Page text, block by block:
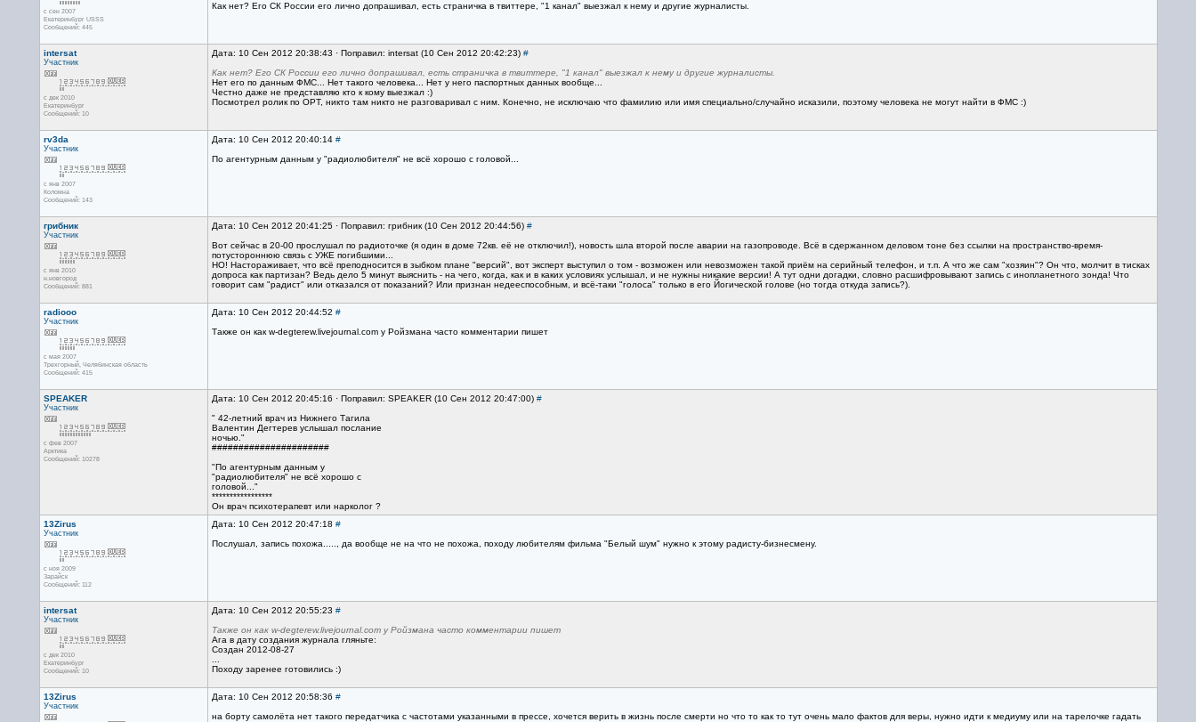
с сен 2007
Екатеринбург USSS
Сообщений: 445
Как нет? Его CК России его лично допрашивал, есть страничка в твиттере, "1 канал" выезжал к нему и другие журналисты.
intersat
Участник
с дек 2010
Екатеринбург
Сообщений: 10
Дата: 10 Сен 2012 20:38:43 · Поправил: intersat (10 Сен 2012 20:42:23) #
Как нет? Его CК России его лично допрашивал, есть страничка в твиттере, "1 канал" выезжал к нему и другие журналисты.
Нет его по данным ФМС... Нет такого человека... Нет у него паспортных данных вообще...
Честно даже не представляю кто к кому выезжал :)
Посмотрел ролик по ОРТ, никто там никто не разговаривал с ним. Конечно, не исключаю что фамилию или имя специально/случайно исказили, поэтому человека не могут найти в ФМС :)
rv3da
Участник
с янв 2007
Коломна
Сообщений: 143
Дата: 10 Сен 2012 20:40:14 #
По агентурным данным у "радиолюбителя" не всё хорошо с головой...
грибник
Участник
с янв 2010
н.новгород
Сообщений: 881
Дата: 10 Сен 2012 20:41:25 · Поправил: грибник (10 Сен 2012 20:44:56) #
Вот сейчас в 20-00 прослушал по радиоточке (я один в доме 72кв. её не отключил!), новость шла второй после аварии на газопроводе. Всё в сдержанном деловом тоне без ссылки на пространство-время-
потустороннюю связь с УЖЕ погибшими...
НО! Настораживает, что всё преподносится в зыбком плане "версий", вот эксперт выступил о том - возможен или невозможен такой приём на серийный телефон, и т.п. А что же сам "хозяин"? Он что, молчит в тисках
допроса как партизан? Ведь дело 5 минут выяснить - на чего, когда, как и в каких условиях услышал, и не нужны никакие версии! А тут одни догадки, словно расшифровывают запись с инопланетного зонда! Что
говорит сам "радист" или отказался от показаний? Или признан недееспособным, и всё-таки "голоса" только в его Йогической голове (но тогда откуда запись?).
radiooo
Участник
с мая 2007
Трехгорный, Челябинская область
Сообщений: 415
Дата: 10 Сен 2012 20:44:52 #
Также он как w-degterew.livejournal.com у Ройзмана часто комментарии пишет
SPEAKER
Участник
с фев 2007
Арктика
Сообщений: 10278
Дата: 10 Сен 2012 20:45:16 · Поправил: SPEAKER (10 Сен 2012 20:47:00) #
" 42-летний врач из Нижнего Тагила
Валентин Дегтерев услышал послание
ночью."
######################
"По агентурным данным у
"радиолюбителя" не всё хорошо с
головой..."
*****************
Он врач психотерапевт или нарколог ?
13Zirus
Участник
с ноя 2009
Зарайск
Сообщений: 112
Дата: 10 Сен 2012 20:47:18 #
Послушал, запись похожа....., да вообще не на что не похожа, походу любителям фильма "Белый шум" нужно к этому радисту-бизнесмену.
intersat
Участник
с дек 2010
Екатеринбург
Сообщений: 10
Дата: 10 Сен 2012 20:55:23 #
Также он как w-degterew.livejournal.com у Ройзмана часто комментарии пишет
Ага в дату создания журнала гляньте:
Создан 2012-08-27
Походу заренее готовились :)
13Zirus
Участник
Дата: 10 Сен 2012 20:58:36 #
на борту самолёта нет такого передатчика с частотами указанными в прессе, хочется верить в жизнь после смерти но что то как то тут очень мало фактов для веры, нужно идти к медиуму или на тарелочке гадать